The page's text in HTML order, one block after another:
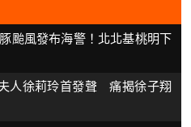
颱風發布海警！北北基桃明下
人徐莉玲首發聲 痛揭徐子翔